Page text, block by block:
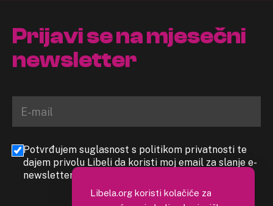
Prijavi se na mjesečni
newsletter
Potvrđujem suglasnost s politikom privatnosti te
dajem privolu Libeli da koristi moj email za slanje e-
newslettera
Libela.org koristi kolačiće za